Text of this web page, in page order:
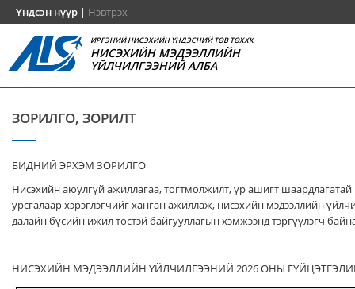
Үндсэн нүүр | Нэвтрэх
ИРГЭНИЙ НИСЭХИЙН ҮНДЭСНИЙ ТӨВ ТӨХХК
НИСЭХИЙН МЭДЭЭЛЛИЙН
ҮЙЛЧИЛГЭЭНИЙ АЛБА
ЗОРИЛГО, ЗОРИЛТ
БИДНИЙ ЭРХЭМ ЗОРИЛГО
Нисэхийн аюулгүй ажиллагаа, тогтмолжилт, үр ашигт шаардлагатай
урсгалаар хэрэглэгчийг ханган ажиллаж, нисэхийн мэдээллийн
далайн бүсийн ижил төстэй байгууллагын хэмжээнд тэргүүлэгч
НИСЭХИЙН МЭДЭЭЛЛИЙН ҮЙЛЧИЛГЭЭНИЙ 2026 ОНЫ